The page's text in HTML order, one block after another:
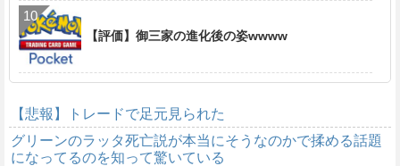
【評価】御三家の進化後の姿wwww
【悲報】トレードで足元見られた
グリーンのラッタ死亡説が本当にそうなのかで揉める話題
になってるのを知って驚いている